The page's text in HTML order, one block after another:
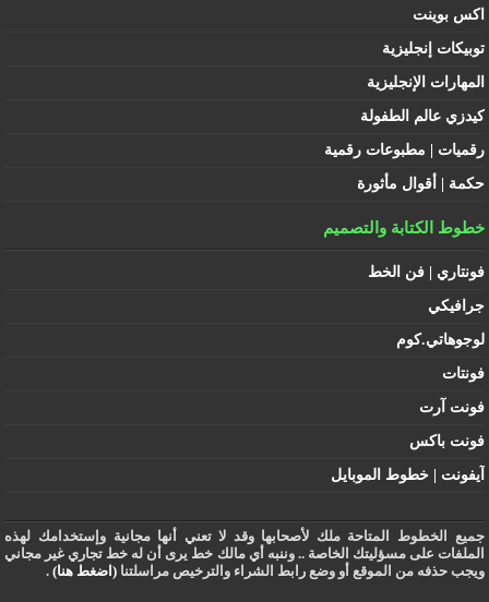
اكس بوينت
توبيكات إنجليزية
المهارات الإنجليزية
كيدزي عالم الطفولة
رقميات | مطبوعات رقمية
حكمة | أقوال مأثورة
خطوط الكتابة والتصميم
فونتاري | فن الخط
جرافيكي
لوجوهاتي.كوم
فونتات
فونت آرت
فونت باكس
آيفونت | خطوط الموبايل
جميع الخطوط المتاحة ملك لأصحابها وقد لا تعني أنها مجانية وإستخدامك لهذه
الملفات على مسؤليتك الخاصة .. وننبه أي مالك خط يرى أن له خط تجاري غير مجاني
ويجب حذفه من الموقع أو وضع رابط الشراء والترخيص مراسلتنا(اضغط هنا) .